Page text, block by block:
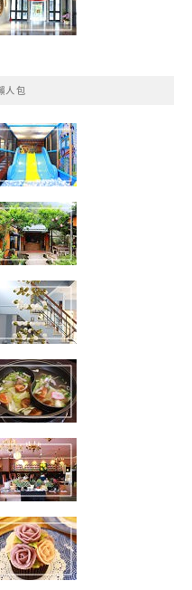
人包